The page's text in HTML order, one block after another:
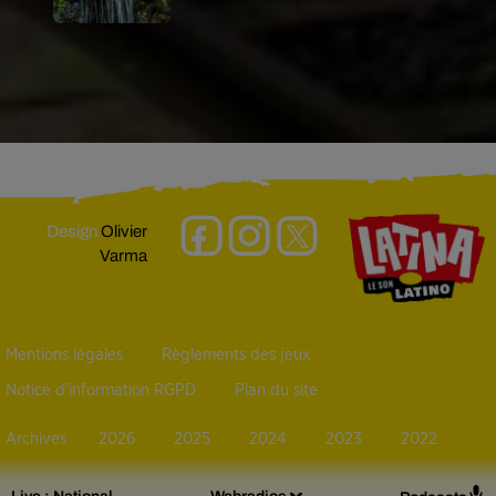
DesignOlivier
Varma
Mentions légales Règlements des jeux
Notice d’information RGPD Plan du site
Archives 2026 2025 2024 2023 2022